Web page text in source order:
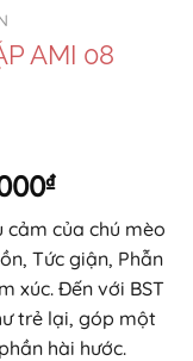
AMI 08
₫Khoảng
giá:
từ
250.000₫
đến
430.000₫
của chú mèo
Tức giận, Phẫn
xúc. Đến với BST
trẻ lại, góp một
hài hước.